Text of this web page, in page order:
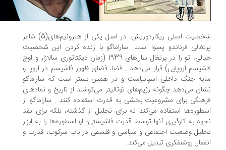
شخصیت اصلی ریکاردوریش، در اصل یکی از هترونیم‌های(5) شاعر
فرناندو پسوا است. ساراماگو با زنده کردن این شخصیت
خیالی، تو را در پرتغال سال‌های 1939 (زمان دیکتاتوری سالازار و اوج
اروپایی) قرار می‌دهد . فضا، فضای ظهور فاشیسم در اروپا و
جنگ داخلی اسپانیاست و در همین بستر است که ساراماگو
می‌دهد چگونه رژیم‌های توتالیتر می‌کوشند از تاریخ و نمادهای
برای مشروعیت بخشی به قدرت استفاده کنند . ساراماگو از
استفاده می‌کند نه برای تجلیل از گذشته، بلکه برای نقد
به کارگیری آنها توسط قدرت فاشیستی؛ او اسطوره‌ها را به ابزار
وضعیت اجتماعی و سیاسی و فلسفی در باب سرکوب، قدرت و
روشنفکری تبدیل می‌کند.